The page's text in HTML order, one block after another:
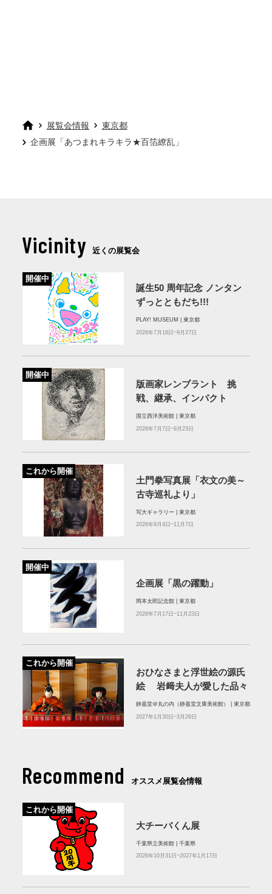
展覧会情報
東京都
企画展「あつまれキラキラ★百箔繚乱」
Vicinity 近くの展覧会
開催中
誕⽣50 周年記念 ノンタン
ずっとともだち!!!
PLAY! MUSEUM | 東京都
2026年7月18日~9月27日
開催中
版画家レンブラント 挑
戦、継承、インパクト
国立西洋美術館 | 東京都
2026年7月7日~9月23日
これから開催
土門拳写真展「衣文の美～
古寺巡礼より」
写大ギャラリー | 東京都
2026年9月4日~11月7日
開催中
企画展「黒の躍動」
岡本太郎記念館 | 東京都
2026年7月17日~11月23日
これから開催
おひなさまと浮世絵の源氏
絵 岩﨑夫人が愛した品々
静嘉堂＠丸の内（静嘉堂文庫美術館） | 東京都
2027年1月30日~3月28日
Recommend オススメ展覧会情報
これから開催
大チーバくん展
千葉県立美術館 | 千葉県
2026年10月31日~2027年1月17日